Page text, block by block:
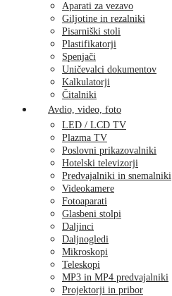
Aparati za vezavo
Giljotine in rezalniki
Pisarniški stoli
Plastifikatorji
Spenjači
Uničevalci dokumentov
Kalkulatorji
Čitalniki
Avdio, video, foto
LED / LCD TV
Plazma TV
Poslovni prikazovalniki
Hotelski televizorji
Predvajalniki in snemalniki
Videokamere
Fotoaparati
Glasbeni stolpi
Daljinci
Daljnogledi
Mikroskopi
Teleskopi
MP3 in MP4 predvajalniki
Projektorji in pribor